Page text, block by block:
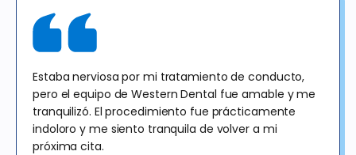
obligación de compra.
Estaba nerviosa por mi tratamiento de conducto,
pero el equipo de Western Dental fue amable y me
tranquilizó. El procedimiento fue prácticamente
indoloro y me siento tranquila de volver a mi
próxima cita.